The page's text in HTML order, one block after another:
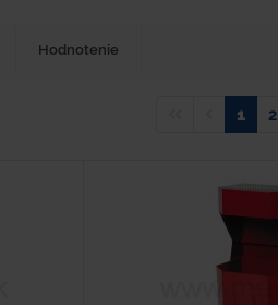
Hodnotenie
1 2